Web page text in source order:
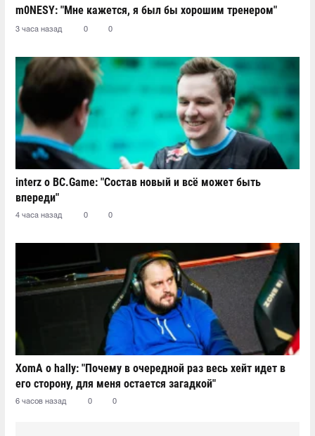
m0NESY: "Мне кажется, я был бы хорошим тренером"
3 часа назад 0 0
interz о BC.Game: "Состав новый и всё может быть
впереди"
4 часа назад 0 0
XomA о hally: "Почему в очередной раз весь хейт идет в
его сторону, для меня остается загадкой"
6 часов назад 0 0